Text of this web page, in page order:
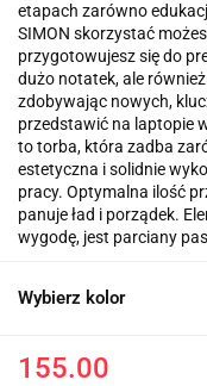
etapach zarówno
SIMON skorzystać
przygotowujesz się do
dużo notatek, ale
zdobywając nowych,
przedstawić na laptopie
to torba, która zadba
estetyczna i solidnie
pracy. Optymalna ilość
panuje ład i porządek.
wygodę, jest parciany
Wybierz kolor
155.00